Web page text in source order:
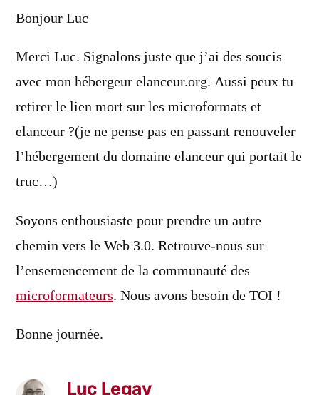
dit :
Bonjour Luc
Merci Luc. Signalons juste que j’ai des soucis
avec mon hébergeur elanceur.org. Aussi peux tu
retirer le lien mort sur les microformats et
elanceur ?(je ne pense pas en passant renouveler
l’hébergement du domaine elanceur qui portait le
truc…)
Soyons enthousiaste pour prendre un autre
chemin vers le Web 3.0. Retrouve-nous sur
l’ensemencement de la communauté des
microformateurs. Nous avons besoin de TOI !
Bonne journée.
Luc Legay